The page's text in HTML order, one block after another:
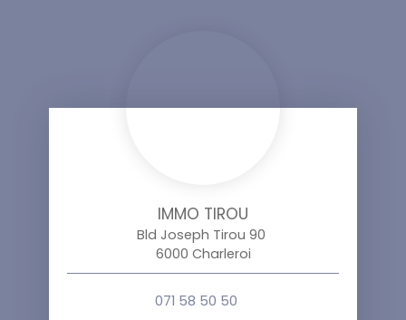
IMMO TIROU
Bld Joseph Tirou 90
6000 Charleroi
071 58 50 50